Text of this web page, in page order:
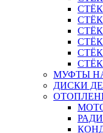
МУФТЫ
ДИСКИ